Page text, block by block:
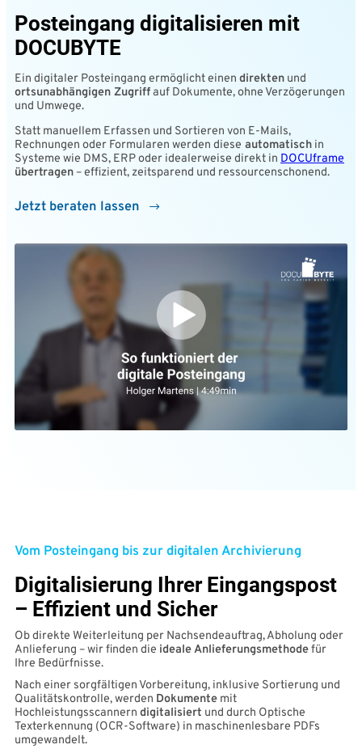
Posteingang digitalisieren mit
DOCUBYTE
Ein digitaler Posteingang ermöglicht einen direkten und
ortsunabhängigen Zugriffauf Dokumente, ohne Verzögerungen
und Umwege.
Statt manuellem Erfassen und Sortieren von E-Mails,
Rechnungen oder Formularen werden diese automatisch in
Systeme wie DMS, ERP oder idealerweise direkt in DOCUframe
übertragen – effizient, zeitsparend und ressourcenschonend.
Jetzt beraten lassen
Vom Posteingang bis zur digitalen Archivierung
Digitalisierung Ihrer Eingangspost
– Effizient und Sicher
Ob direkte Weiterleitung per Nachsendeauftrag, Abholung oder
Anlieferung – wir finden die ideale Anlieferungsmethodefür
Ihre Bedürfnisse.
Nach einer sorgfältigen Vorbereitung, inklusive Sortierung und
Qualitätskontrolle, werden Dokumente mit
Hochleistungsscannern digitalisiert und durch Optische
Texterkennung (OCR-Software) in maschinenlesbare PDFs
umgewandelt.